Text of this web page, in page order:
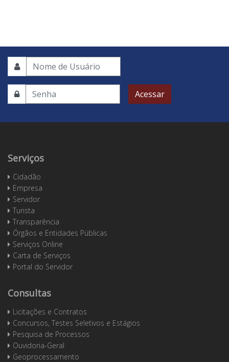
Acessar
Serviços
Cidadão
Empresa
Servidor
Turista
Transparência
Órgãos e Entidades Públicas
Serviços Online
Carta de Serviços
Portal do Servidor
Consultas
Licitações e Contratos
Concursos, Testes Seletivos e Estágios
Pesquisa de Processos
Ouvidoria-Geral
Geoprocessamento